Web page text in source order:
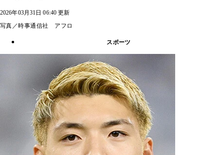
2026年03月31日 06:40 更新
写真／時事通信社 アフロ
スポーツ